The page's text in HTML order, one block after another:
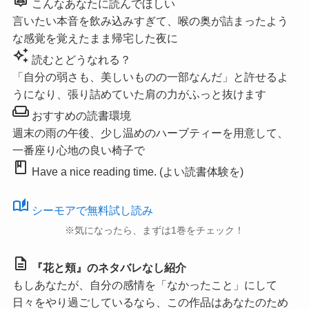
こんなあなたに読んでほしい
言いたい本音を飲み込みすぎて、喉の奥が詰まったよう
な感覚を覚えたまま帰宅した夜に
auto_awesome 読むとどうなれる？
「自分の弱さも、美しいものの一部なんだ」と許せるよ
うになり、張り詰めていた肩の力がふっと抜けます
weekendおすすめの読書環境
週末の雨の午後、少し温めのハーブティーを用意して、
一番座り心地の良い椅子で
book Have a nice reading time. (よい読書体験を)
auto_stories シーモアで無料試し読み
※気になったら、まずは1巻をチェック！
description
『花と頬』のネタバレなし紹介
もしあなたが、自分の感情を「なかったこと」にして
日々をやり過ごしているなら、この作品はあなたのため